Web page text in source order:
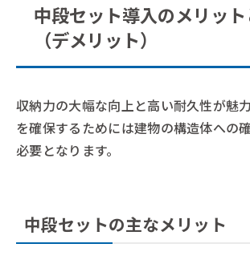
中段セット導入のメリッ
（デメリット）
収納力の大幅な向上と高い耐久性が魅
を確保するためには建物の構造体への
必要となります。
中段セットの主なメリット